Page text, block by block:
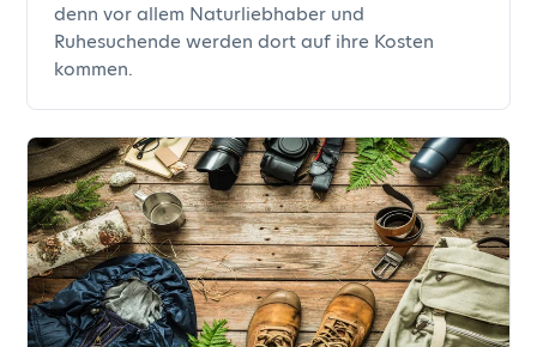
denn vor allem Naturliebhaber und
Ruhesuchende werden dort auf ihre Kosten
kommen.